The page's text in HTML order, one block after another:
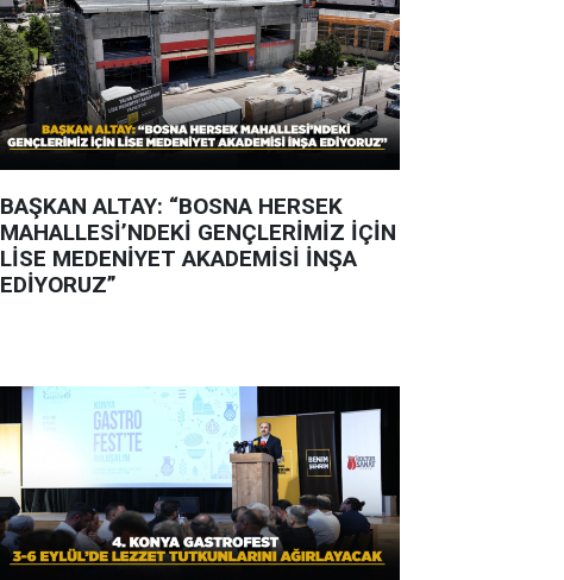
BAŞKAN ALTAY: “BOSNA HERSEK
MAHALLESİ’NDEKİ GENÇLERİMİZ İÇİN
LİSE MEDENİYET AKADEMİSİ İNŞA
EDİYORUZ”